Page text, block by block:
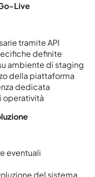
Live
tramite API
definite
ambiente di staging
della piattaforma
dedicata
operatività
eventuali
del sistema